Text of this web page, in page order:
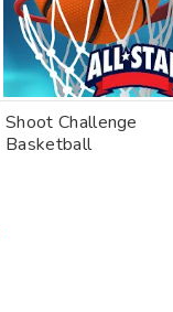
Shoot Challenge
Basketball